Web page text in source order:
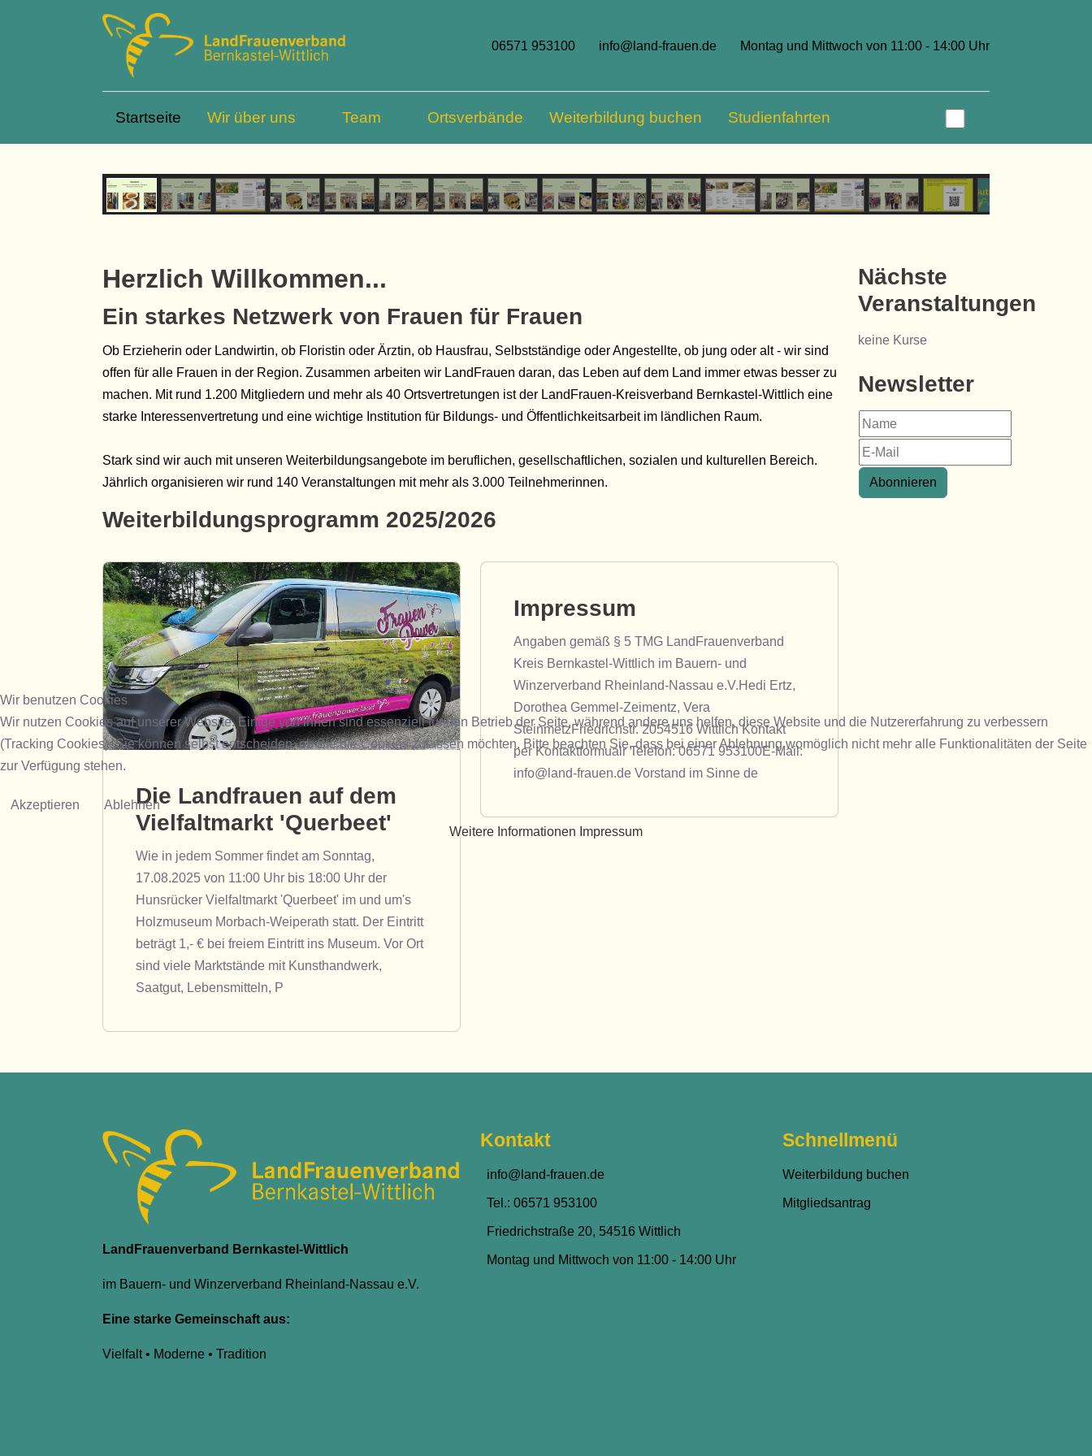
06571 953100 info@land-frauen.de Montag und Mittwoch von 11:00 - 14:00 Uhr
Startseite Wir über uns Team Ortsverbände Weiterbildung buchen Studienfahrten
Herzlich Willkommen...
Ein starkes Netzwerk von Frauen für Frauen
Ob Erzieherin oder Landwirtin, ob Floristin oder Ärztin, ob Hausfrau, Selbstständige oder Angestellte, ob jung oder alt - wir sind
offen für alle Frauen in der Region. Zusammen arbeiten wir LandFrauen daran, das Leben auf dem Land immer etwas besser zu
machen. Mit rund 1.200 Mitgliedern und mehr als 40 Ortsvertretungen ist der LandFrauen-Kreisverband Bernkastel-Wittlich eine
starke Interessenvertretung und eine wichtige Institution für Bildungs- und Öffentlichkeitsarbeit im ländlichen Raum.
Stark sind wir auch mit unseren Weiterbildungsangebote im beruflichen, gesellschaftlichen, sozialen und kulturellen Bereich.
Jährlich organisieren wir rund 140 Veranstaltungen mit mehr als 3.000 Teilnehmerinnen.
Weiterbildungsprogramm 2025/2026
Die Landfrauen auf dem
Vielfaltmarkt 'Querbeet'
Wie in jedem Sommer findet am Sonntag,
17.08.2025 von 11:00 Uhr bis 18:00 Uhr der
Hunsrücker Vielfaltmarkt 'Querbeet' im und um's
Holzmuseum Morbach-Weiperath statt. Der Eintritt
beträgt 1,- € bei freiem Eintritt ins Museum. Vor Ort
sind viele Marktstände mit Kunsthandwerk,
Saatgut, Lebensmitteln, P
Impressum
Angaben gemäß § 5 TMG LandFrauenverband
Kreis Bernkastel-Wittlich im Bauern- und
Winzerverband Rheinland-Nassau e.V.Hedi Ertz,
Dorothea Gemmel-Zeimentz, Vera
SteinmetzFriedrichstr. 2054516 Wittlich Kontakt
per Kontaktformualr Telefon: 06571 953100E-Mail:
info@land-frauen.de Vorstand im Sinne de
Nächste
Veranstaltungen
keine Kurse
Newsletter
Abonnieren
LandFrauenverband Bernkastel-Wittlich
im Bauern- und Winzerverband Rheinland-Nassau e.V.
Eine starke Gemeinschaft aus:
Vielfalt • Moderne • Tradition
Kontakt
info@land-frauen.de
Tel.: 06571 953100
Friedrichstraße 20, 54516 Wittlich
Montag und Mittwoch von 11:00 - 14:00 Uhr
Schnellmenü
Weiterbildung buchen
Mitgliedsantrag
Wir benutzen Cookies
Wir nutzen Cookies auf unserer Website. Einige von ihnen sind essenziell für den Betrieb der Seite, während andere uns helfen, diese Website und die Nutzererfahrung zu verbessern
(Tracking Cookies). Sie können selbst entscheiden, ob Sie die Cookies zulassen möchten. Bitte beachten Sie, dass bei einer Ablehnung womöglich nicht mehr alle Funktionalitäten der Seite
zur Verfügung stehen.
Akzeptieren
Ablehnen
Weitere Informationen Impressum